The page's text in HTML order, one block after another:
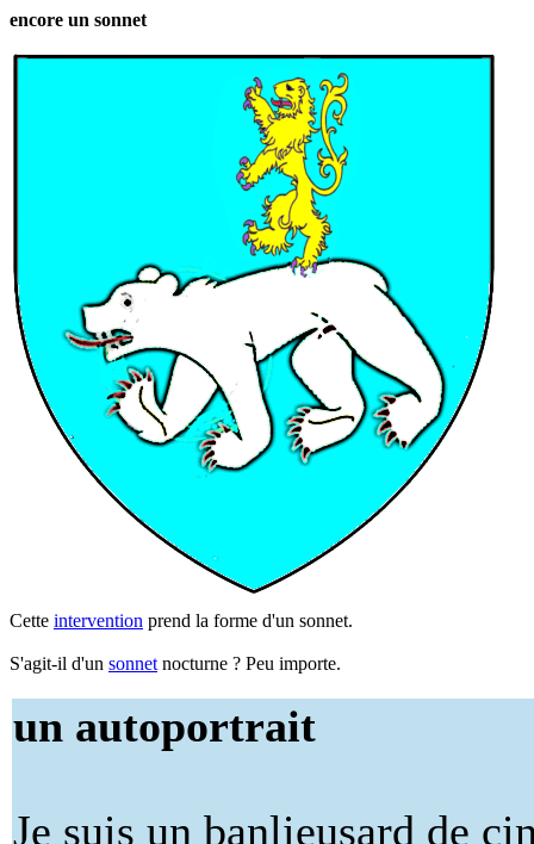
encore un sonnet
Cette intervention prend la forme d'un sonnet.
S'agit-il d'un sonnet nocturne ? Peu importe.
un autoportrait
Je suis un banlieusard de